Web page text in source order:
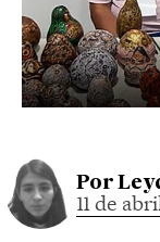
Por
11 de